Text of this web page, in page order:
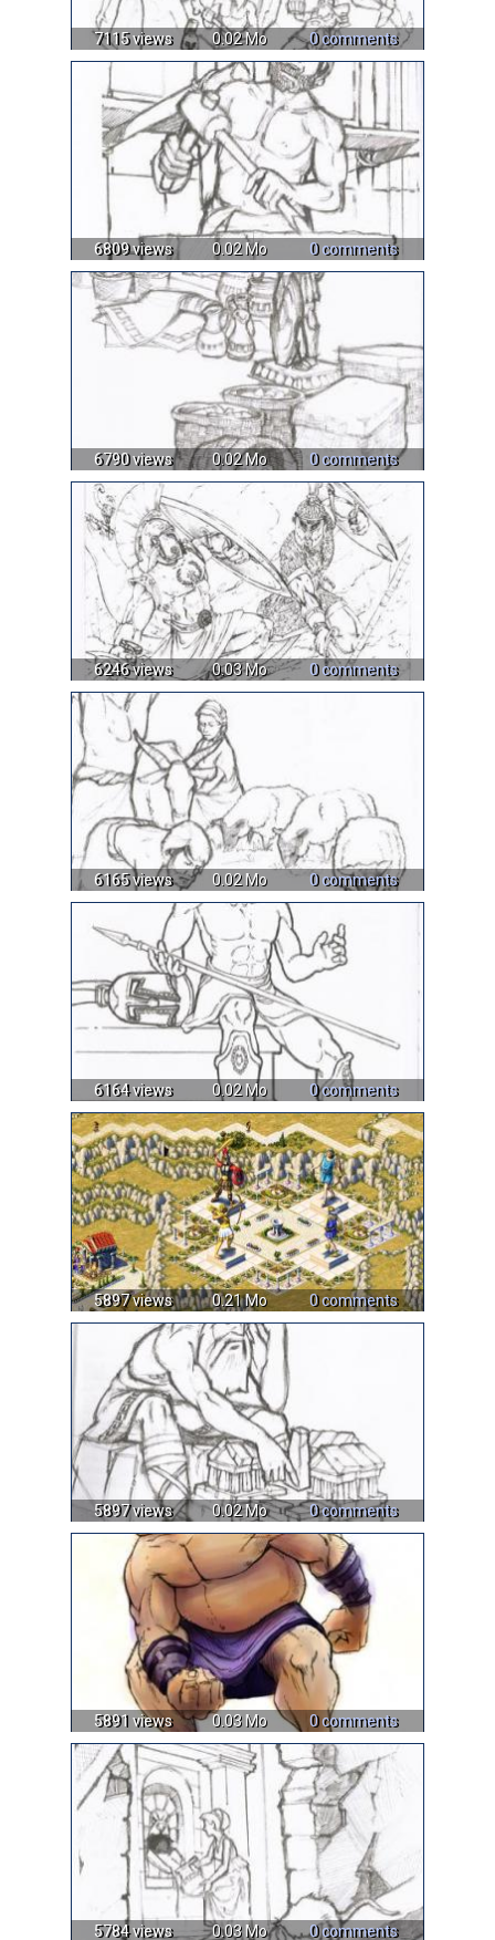
7115 views 0.02 Mo 0 comments
6809 views 0.02 Mo 0 comments
6790 views 0.02 Mo 0 comments
6246 views 0.03 Mo 0 comments
6165 views 0.02 Mo 0 comments
6164 views 0.02 Mo 0 comments
5897 views 0.21 Mo 0 comments
5897 views 0.02 Mo 0 comments
5891 views 0.03 Mo 0 comments
5784 views 0.03 Mo 0 comments